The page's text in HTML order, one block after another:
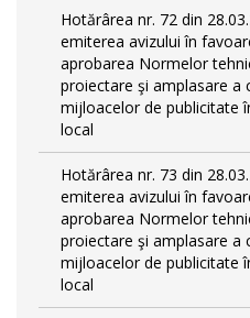
Hotărârea nr. 72 din
emiterea avizului în
aprobarea Normelor
proiectare şi amplasare a
mijloacelor de publicitate
local
Hotărârea nr. 73 din
emiterea avizului în
aprobarea Normelor
proiectare şi amplasare a
mijloacelor de publicitate
local